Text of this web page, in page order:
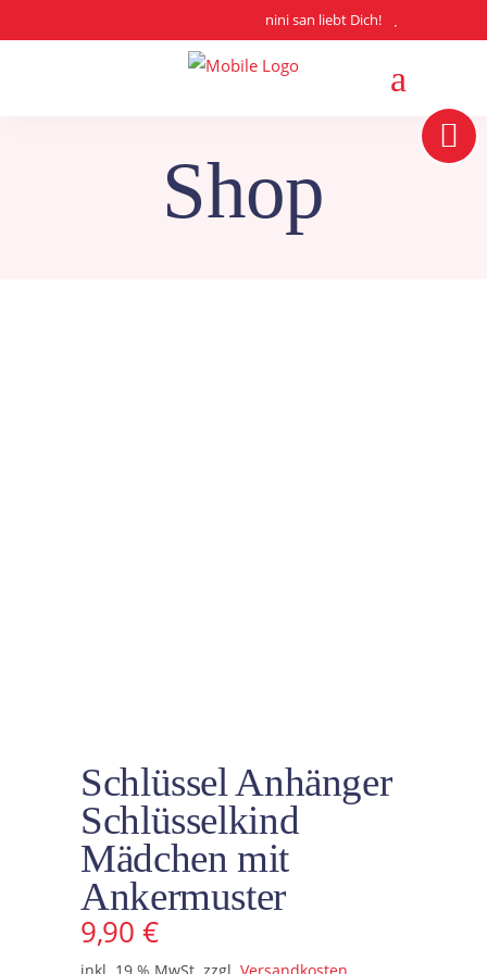
nini san liebt Dich!
Shop
Schlüssel Anhänger
Schlüsselkind
Mädchen mit
Ankermuster
9,90 €